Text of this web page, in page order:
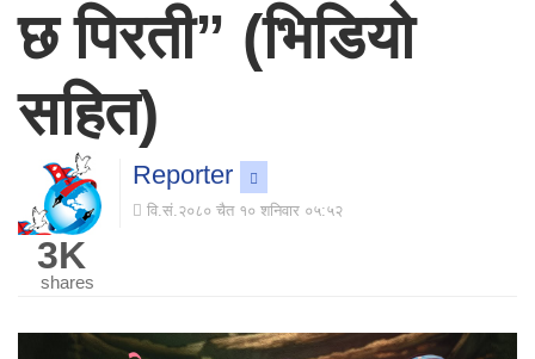
छ पिरती” (भिडियो
सहित)
Reporter
वि.सं.२०८० चैत १० शनिवार ०५:५२
3K
shares